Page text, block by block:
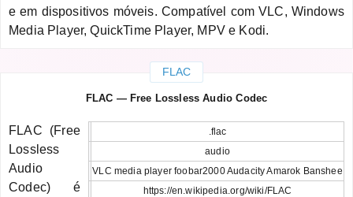
e em dispositivos móveis. Compatível com VLC, Windows
Media Player, QuickTime Player, MPV e Kodi.
FLAC
FLAC — Free Lossless Audio Codec
.flac
audio
VLC media player foobar2000 Audacity Amarok Banshee
https://en.wikipedia.org/wiki/FLAC
FLAC (Free
Lossless
Audio
Codec) é